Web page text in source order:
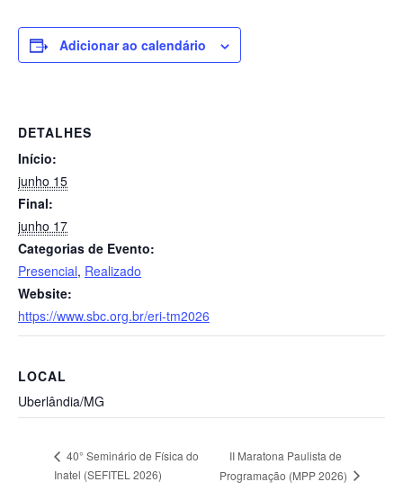
Adicionar ao calendário
DETALHES
Início:
junho 15
Final:
junho 17
Categorias de Evento:
Presencial, Realizado
Website:
https://www.sbc.org.br/eri-tm2026
LOCAL
Uberlândia/MG
40° Seminário de Física do
Inatel (SEFITEL 2026)
II Maratona Paulista de
Programação (MPP 2026)